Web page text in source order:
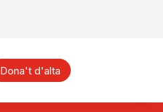
Dona't d'alta